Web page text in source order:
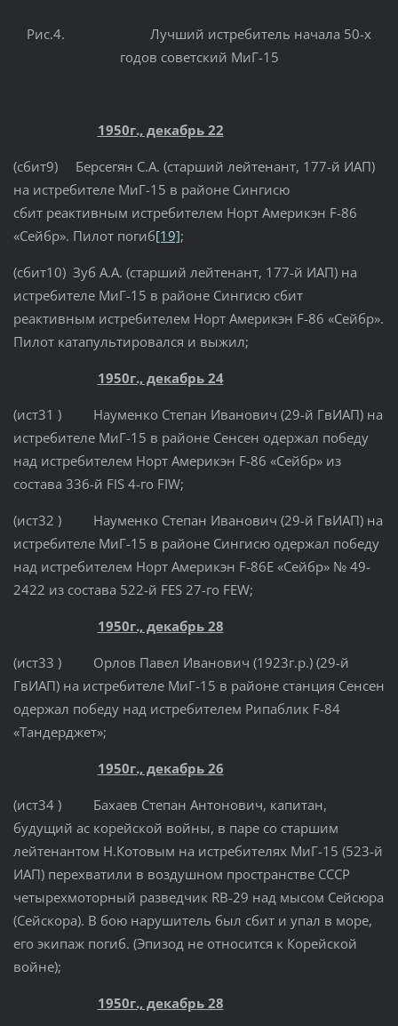
Рис.4. Лучший истребитель начала 50-х
годов советский МиГ-15
1950г., декабрь 22
(сбит9) Берсегян С.А. (старший лейтенант, 177-й ИАП)
на истребителе МиГ-15 в районе Сингисю
сбит реактивным истребителем Норт Америкэн F-86
«Сейбр». Пилот погиб[19];
(сбит10) Зуб А.А. (старший лейтенант, 177-й ИАП) на
истребителе МиГ-15 в районе Сингисю сбит
реактивным истребителем Норт Америкэн F-86 «Сейбр».
Пилот катапультировался и выжил;
1950г., декабрь 24
(ист31 ) Науменко Степан Иванович (29-й ГвИАП) на
истребителе МиГ-15 в районе Сенсен одержал победу
над истребителем Норт Америкэн F-86 «Сейбр» из
состава 336-й FIS 4-го FIW;
(ист32 ) Науменко Степан Иванович (29-й ГвИАП) на
истребителе МиГ-15 в районе Сингисю одержал победу
над истребителем Норт Америкэн F-86Е «Сейбр» № 49-
2422 из состава 522-й FES 27-го FEW;
1950г., декабрь 28
(ист33 ) Орлов Павел Иванович (1923г.р.) (29-й
ГвИАП) на истребителе МиГ-15 в районе станция Сенсен
одержал победу над истребителем Рипаблик F-84
«Тандерджет»;
1950г., декабрь 26
(ист34 ) Бахаев Степан Антонович, капитан,
будущий ас корейской войны, в паре со старшим
лейтенантом Н.Котовым на истребителях МиГ-15 (523-й
ИАП) перехватили в воздушном пространстве СССР
четырехмоторный разведчик RB-29 над мысом Сейсюра
(Сейскора). В бою нарушитель был сбит и упал в море,
его экипаж погиб. (Эпизод не относится к Корейской
войне);
1950г., декабрь 28